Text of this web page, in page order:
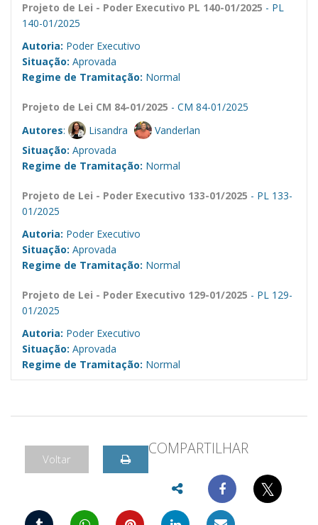
Projeto de Lei - Poder Executivo PL 140-01/2025 - PL
140-01/2025
Autoria: Poder Executivo
Situação: Aprovada
Regime de Tramitação: Normal
Projeto de Lei CM 84-01/2025 - CM 84-01/2025
Autores: Lisandra
Vanderlan
Situação: Aprovada
Regime de Tramitação: Normal
Projeto de Lei - Poder Executivo 133-01/2025 - PL 133-
01/2025
Autoria: Poder Executivo
Situação: Aprovada
Regime de Tramitação: Normal
Projeto de Lei - Poder Executivo 129-01/2025 - PL 129-
01/2025
Autoria: Poder Executivo
Situação: Aprovada
Regime de Tramitação: Normal
Voltar
COMPARTILHAR
𝕏